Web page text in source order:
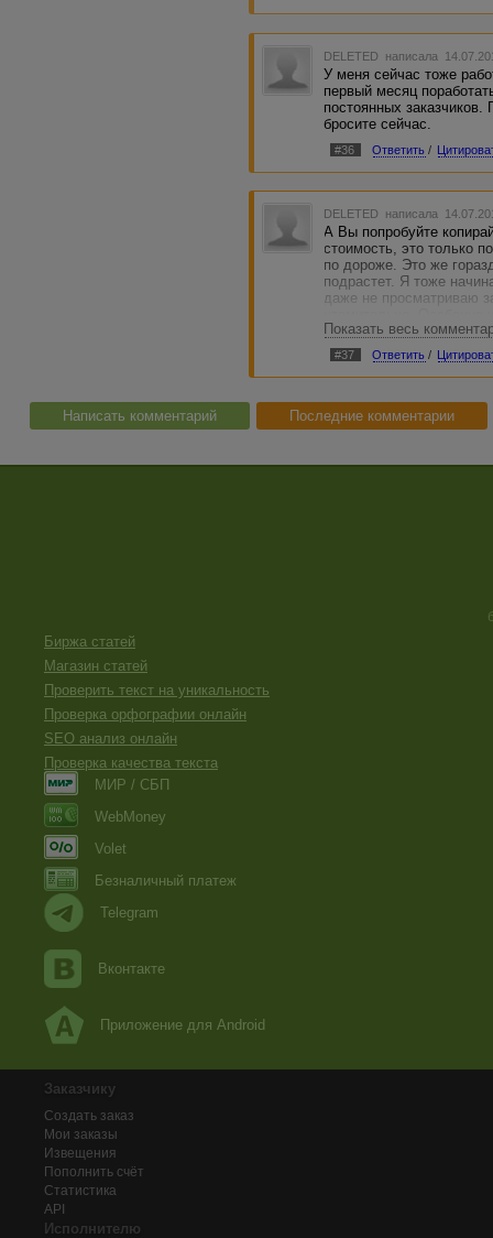
DELETED написала
У меня сейчас тоже
первый месяц
постоянных
бросите сейчас.
#36 Ответить /
DELETED написала
А Вы попробуйте
стоимость, это только
по дороже. Это же
подрастет. Я тоже
даже не просматриваю
которых можно
Показать весь
#37 Ответить /
Написать комментарий Последние комментарии
Биржа статей
Магазин статей
Проверить текст на уникальность
Проверка орфографии онлайн
SEO анализ онлайн
Проверка качества текста
МИР / СБП
WebMoney
Volet
Безналичный платеж
Telegram
Вконтакте
Приложение для Android
Заказчику
Создать заказ
Мои заказы
Извещения
Пополнить счёт
Статистика
API
Исполнителю